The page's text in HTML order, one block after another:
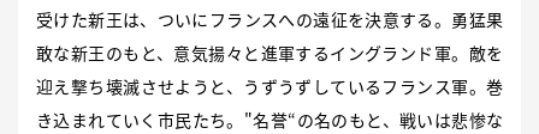
受けた新王は、ついにフランスへの遠征を決意する。勇猛果
敢な新王のもと、意気揚々と進軍するイングランド軍。敵を
迎え撃ち壊滅させようと、うずうずしているフランス軍。巻
き込まれていく市民たち。"名誉“の名のもと、戦いは悲惨な